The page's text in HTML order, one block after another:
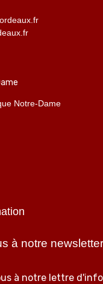
Notre-Dame
à notre newsletter
à notre lettre